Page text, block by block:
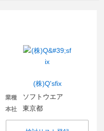
(株)Q'sfix
業種 ソフトウエア
本社 東京都